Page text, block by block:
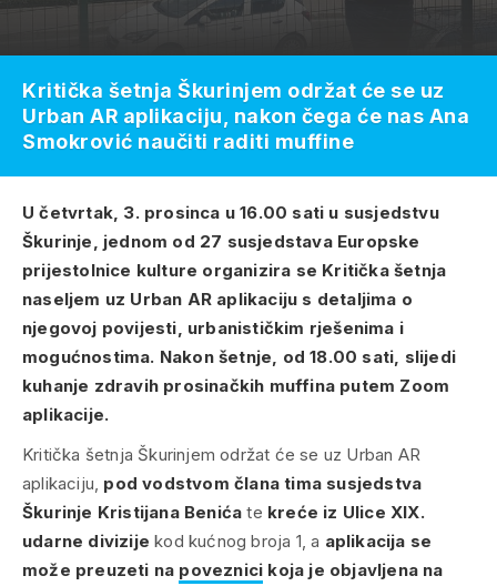
U četvrtak, 3. prosinca u 16.00 sati u susjedstvu
Škurinje, jednom od 27 susjedstava Europske
prijestolnice kulture organizira se Kritička šetnja
naseljem uz Urban AR aplikaciju s detaljima o
njegovoj povijesti, urbanističkim rješenima i
mogućnostima. Nakon šetnje, od 18.00 sati, slijedi
kuhanje zdravih prosinačkih muffina putem Zoom
aplikacije.
Kritička šetnja Škurinjem održat će se uz Urban AR
aplikaciju, pod vodstvom člana tima susjedstva
Škurinje Kristijana Benića te kreće iz Ulice XIX.
udarne divizije kod kućnog broja 1, a aplikacija se
može preuzeti na poveznici koja je objavljena na
Kritička šetnja Škurinjem održat će se uz
Urban AR aplikaciju, nakon čega će nas Ana
Smokrović naučiti raditi muffine